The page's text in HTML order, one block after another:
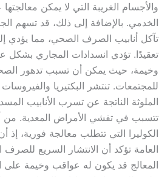
والأجسام الغريبة التي لا يمكن معالجتها
الخدمي. بالإضافة إلى ذلك، قد تسهم
تآكل أنابيب الصرف الصحي، مما يؤدي
تعقيدًا. تؤدي انسدادات المجاري بشكل
وخيمة، حيث يمكن أن تسبب تدهور
للمجتمعات. تنتشر البكتيريا والفيروسات
الملوثة الناتجة عن تسرب الأنابيب
تتسبب في تفشي الأمراض المعدية. من
الكوليرا التي تتطلب معالجة فورية، إذ
العامة تؤكد أن الانتشار السريع
المعالج قد يكون له عواقب وخيمة على